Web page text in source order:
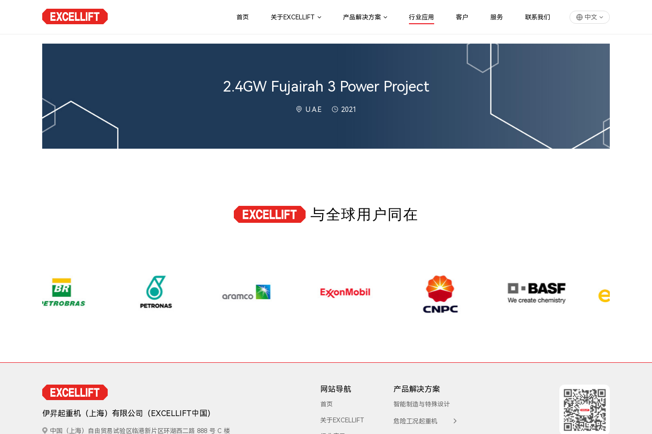
首页 关于EXCELLIFT 产品解决方案 行业应用 客户 服务 联系我们 中文
2.4GW Fujairah 3 Power Project
U.A.E 2021
与全球用户同在
伊昇起重机（上海）有限公司 （EXCELLIFT中国）
中国（上海）自由贸易试验区临港新片区环湖西二路 888 号 C 楼
网站导航
首页
关于EXCELLIFT
产品解决方案
智能制造与特殊设计
危险工况起重机